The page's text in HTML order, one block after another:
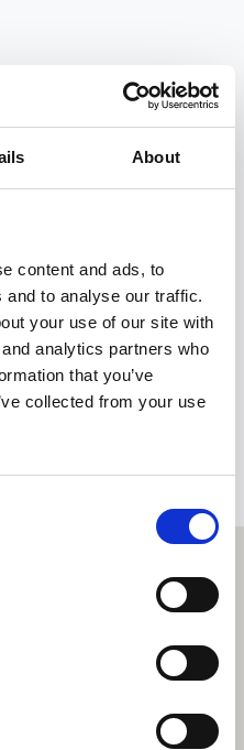
About
content and ads, to
to analyse our traffic.
your use of our site with
analytics partners who
that you’ve
collected from your use